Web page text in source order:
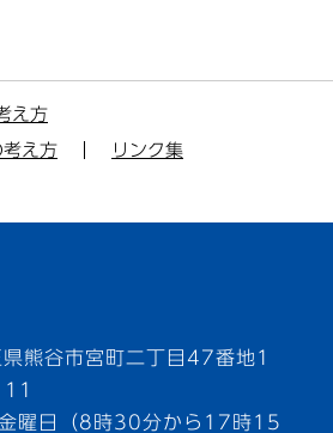
え方
え方
リンク集
谷市宮町二丁目47番地1
曜日（8時30分から17時15